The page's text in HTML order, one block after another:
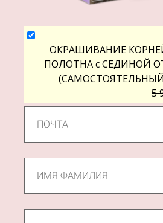
ОКРАШИВАНИЕ
ПОЛОТНА с СЕДИНОЙ
5